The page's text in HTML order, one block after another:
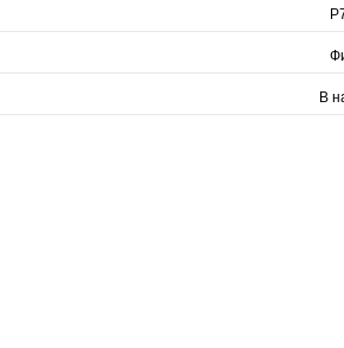
В